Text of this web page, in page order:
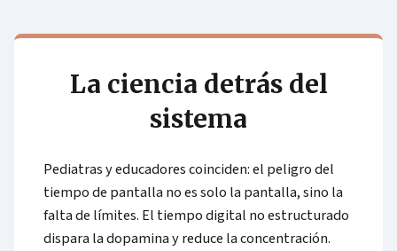
La ciencia detrás del
sistema
Pediatras y educadores coinciden: el peligro del
tiempo de pantalla no es solo la pantalla, sino la
falta de límites. El tiempo digital no estructurado
dispara la dopamina y reduce la concentración.